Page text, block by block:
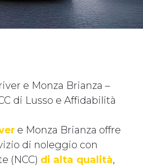
e Monza Brianza –
di Lusso e Affidabilità
e Monza Brianza offre
di noleggio con
(NCC) di alta qualità,